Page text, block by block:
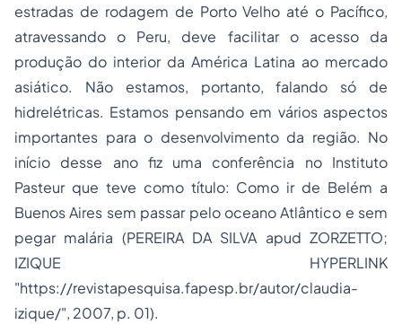
estradas de rodagem de Porto Velho até o Pacífico,
atravessando o Peru, deve facilitar o acesso da
produção do interior da América Latina ao mercado
asiático. Não estamos, portanto, falando só de
hidrelétricas. Estamos pensando em vários aspectos
importantes para o desenvolvimento da região. No
início desse ano fiz uma conferência no Instituto
Pasteur que teve como título: Como ir de Belém a
Buenos Aires sem passar pelo oceano Atlântico e sem
pegar malária (PEREIRA DA SILVA apud ZORZETTO;
IZIQUE HYPERLINK
"https://revistapesquisa.fapesp.br/autor/claudia-
izique/", 2007, p. 01).